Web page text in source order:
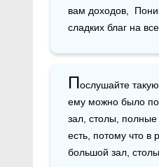
вам доходов,
сладких благ на
Послушайте
ему можно было
зал, столы,
есть, потому что в
большой зал,